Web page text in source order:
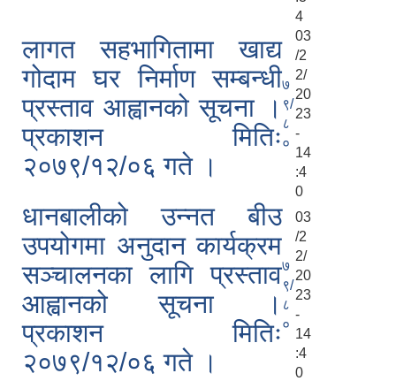
4
लागत सहभागितामा खाद्य
गोदाम घर निर्माण सम्बन्धी
प्रस्ताव आह्वानको सूचना ।
प्रकाशन मितिः
२०७९/१२/०६ गते ।
७
९/
८
०
03
/2
2/
20
23
-
14
:4
0
धानबालीको उन्नत बीउ
उपयोगमा अनुदान कार्यक्रम
सञ्चालनका लागि प्रस्ताव
आह्वानको सूचना ।
प्रकाशन मितिः
२०७९/१२/०६ गते ।
७
९/
८
०
03
/2
2/
20
23
-
14
:4
0